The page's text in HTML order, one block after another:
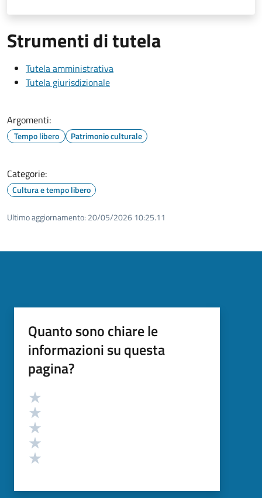
Strumenti di tutela
Tutela amministrativa
Tutela giurisdizionale
Argomenti:
Tempo libero Patrimonio culturale
Categorie:
Cultura e tempo libero
Ultimo aggiornamento: 20/05/2026 10:25.11
Quanto sono chiare le
informazioni su questa
pagina?
Valutazione